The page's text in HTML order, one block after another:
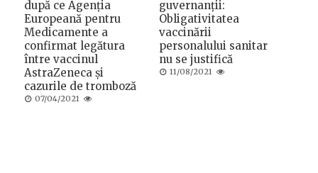
după ce Agenția
Europeană pentru
Medicamente a
confirmat legătura
între vaccinul
AstraZeneca și
cazurile de tromboză
Posted
07/04/2021
guvernanții:
Obligativitatea
vaccinării
personalului sanitar
nu se justifică
Posted
11/08/2021